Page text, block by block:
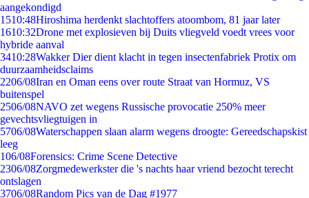
aangekondigd
1510:48Hiroshima herdenkt slachtoffers atoombom, 81 jaar later
1610:32Drone met explosieven bij Duits vliegveld voedt vrees voor
hybride aanval
3410:28Wakker Dier dient klacht in tegen insectenfabriek Protix om
duurzaamheidsclaims
2206/08Iran en Oman eens over route Straat van Hormuz, VS
buitenspel
2506/08NAVO zet wegens Russische provocatie 250% meer
gevechtsvliegtuigen in
5706/08Waterschappen slaan alarm wegens droogte: Gereedschapskist
leeg
106/08Forensics: Crime Scene Detective
2306/08Zorgmedewerkster die 's nachts haar vriend bezocht terecht
ontslagen
3706/08Random Pics van de Dag #1977